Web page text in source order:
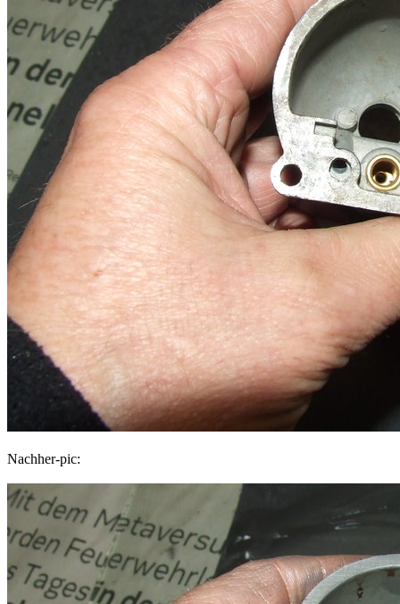
Nachher-pic: